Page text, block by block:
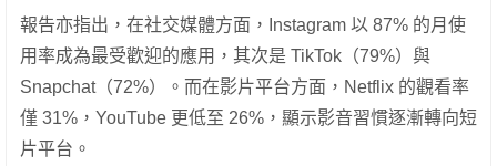
報告亦指出，在社交媒體方面，Instagram 以 87% 的月使
用率成為最受歡迎的應用，其次是 TikTok（79%）與
Snapchat（72%）。而在影片平台方面，Netflix 的觀看率
僅 31%，YouTube 更低至 26%，顯示影音習慣逐漸轉向短
片平台。